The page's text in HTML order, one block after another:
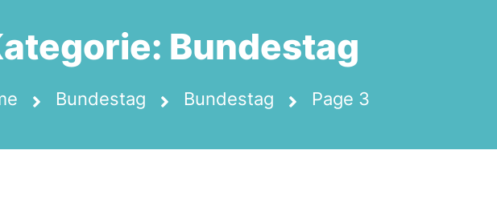
Bundestag
Bundestag Bundestag Page 3